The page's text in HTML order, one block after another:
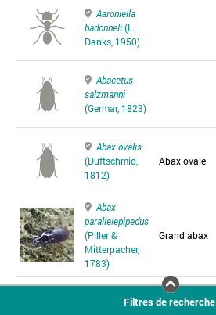
Aaroniella
badonneli(L.
Danks, 1950)
Abacetus
salzmanni
(Germar, 1823)
Abax ovalis
(Duftschmid,
1812)
Abax ovale
Abax
parallelepipedus
(Piller &
Mitterpacher,
1783)
Grand abax
Abax
Abax
Filtres de recherche